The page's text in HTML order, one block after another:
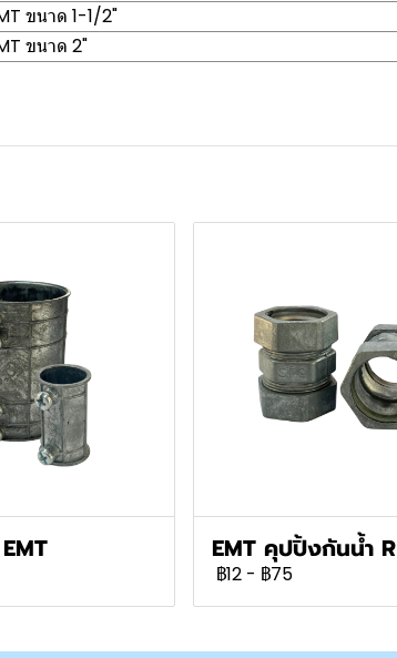
ขนาด 1-1/2"
ขนาด 2"
EMT คุปปิ้งกันน้ำ R
฿12 - ฿75